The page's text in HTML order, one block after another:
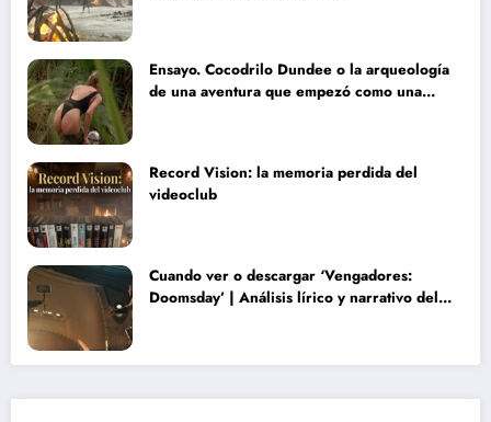
Ensayo. Cocodrilo Dundee o la arqueología
de una aventura que empezó como una
Record Vision: la memoria perdida del
videoclub
Cuando ver o descargar ‘Vengadores:
Doomsday’ | Análisis lírico y narrativo del